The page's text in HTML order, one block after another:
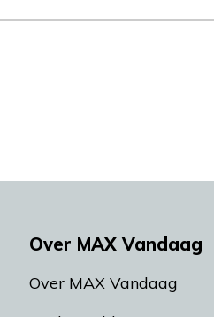
Over MAX Vandaag
Over MAX Vandaag